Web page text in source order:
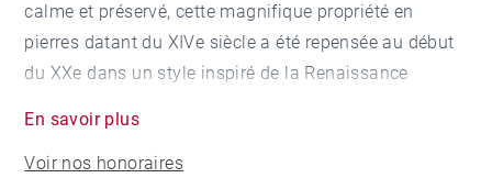
calme et préservé, cette magnifique propriété en
pierres datant du XIVe siècle a été repensée au début
du XXe dans un style inspiré de la Renaissance
ajoutent élégance et lumière.
Le parc arboré de 7 660 m2 comprend une grande
En savoir plus
Voir nos honoraires